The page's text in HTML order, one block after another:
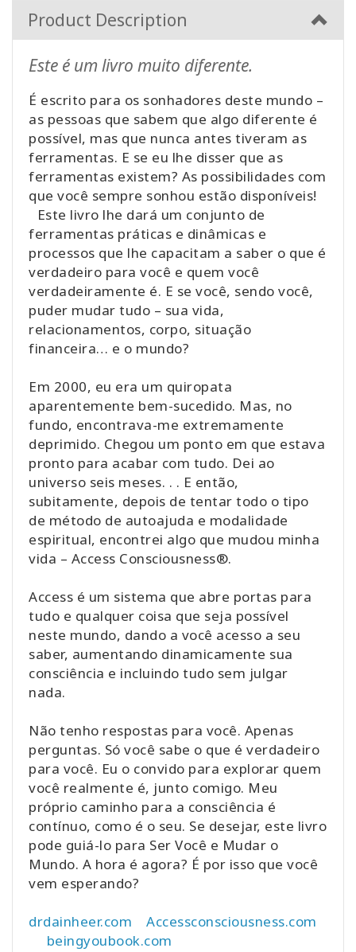
Product Description
Este é um livro muito diferente.
É escrito para os sonhadores deste mundo –
as pessoas que sabem que algo diferente é
possível, mas que nunca antes tiveram as
ferramentas. E se eu lhe disser que as
ferramentas existem? As possibilidades com
que você sempre sonhou estão disponíveis!
Este livro lhe dará um conjunto de
ferramentas práticas e dinâmicas e
processos que lhe capacitam a saber o que é
verdadeiro para você e quem você
verdadeiramente é. E se você, sendo você,
puder mudar tudo – sua vida,
relacionamentos, corpo, situação
financeira… e o mundo?
Em 2000, eu era um quiropata
aparentemente bem-sucedido. Mas, no
fundo, encontrava-me extremamente
deprimido. Chegou um ponto em que estava
pronto para acabar com tudo. Dei ao
universo seis meses. . . E então,
subitamente, depois de tentar todo o tipo
de método de autoajuda e modalidade
espiritual, encontrei algo que mudou minha
vida – Access Consciousness®.
Access é um sistema que abre portas para
tudo e qualquer coisa que seja possível
neste mundo, dando a você acesso a seu
saber, aumentando dinamicamente sua
consciência e incluindo tudo sem julgar
nada.
Não tenho respostas para você. Apenas
perguntas. Só você sabe o que é verdadeiro
para você. Eu o convido para explorar quem
você realmente é, junto comigo. Meu
próprio caminho para a consciência é
contínuo, como é o seu. Se desejar, este livro
pode guiá-lo para Ser Você e Mudar o
Mundo. A hora é agora? É por isso que você
vem esperando?
drdainheer.com
Accessconsciousness.com
beingyoubook.com